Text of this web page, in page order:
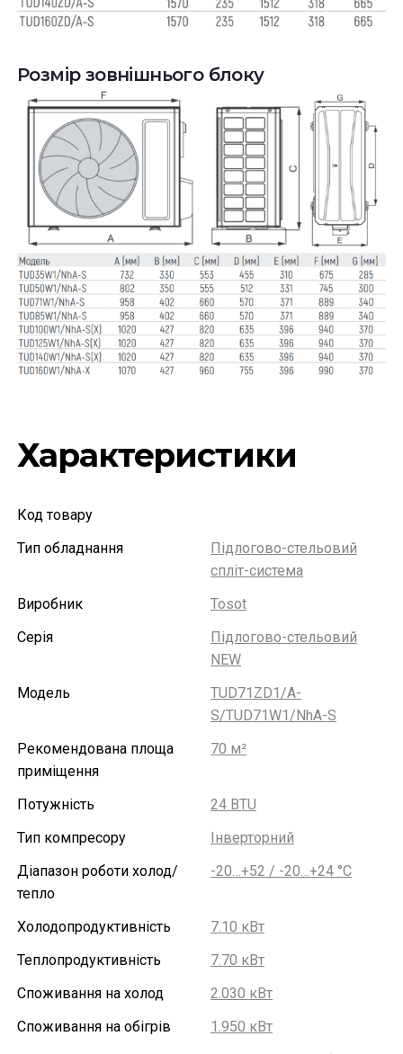
Розмір зовнішнього блоку
Характеристики
Код товару
Тип обладнання
Підлогово-стельовий
спліт-система
Виробник
Tosot
Серія
Підлогово-стельовий
NEW
Модель
TUD71ZD1/A-
S/TUD71W1/NhA-S
Рекомендована площа
приміщення
70 м²
Потужність
24 BTU
Тип компресору
Інверторний
Діапазон роботи холод/
тепло
-20…+52 / -20…+24 °С
Холодопродуктивність
7.10 кВт
Теплопродуктивність
7.70 кВт
Споживання на холод
2.030 кВт
Споживання на обігрів
1.950 кВт